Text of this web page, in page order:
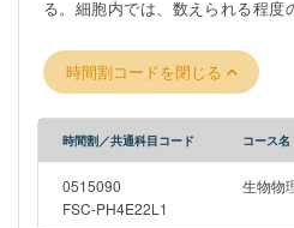
る。細胞内では、数えられる程度
揺らぎを無視することができない
ぎと機能の関係を、具体例を通じて概説する。
子・細胞・個体といった複雑なシ
クスを生み出すか、構成要素の詳
しての理解が試みられている。定
せたマクロレベルの生物物理学につ
時間割コードを閉じる
時間割／共通科目コード コース名
0515090
FSC-PH4E22L1
生物物